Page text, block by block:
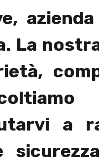
azienda
La
a